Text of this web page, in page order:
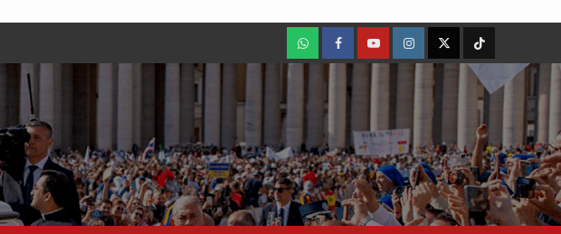
WhatsAppFacebookYoutubeInstagram
X TikTok